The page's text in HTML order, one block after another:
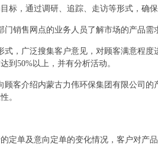
标，通过调研、追踪、走访等形式，确
销售网点的业务人员了解市场的产品需
，广泛搜集客户意见，对顾客满意程
到50%以上，并有分析活动。
顾客介绍内蒙古力伟环保集团有限公司
。
定单及意向定单的变化情况，客户对产